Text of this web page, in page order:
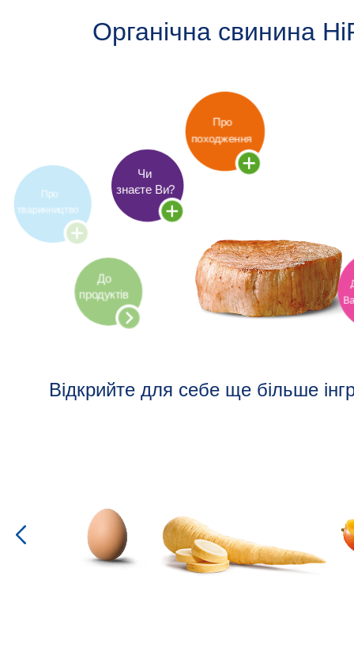
Органічна свинина
Відкрийте для себе ще більше